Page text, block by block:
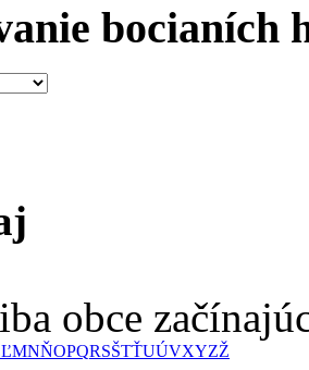
bocianích
obce
ĽMNŇOPQRSŠTŤUÚVXYZŽ